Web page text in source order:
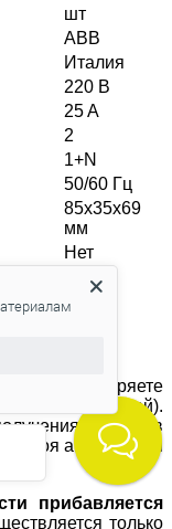
шт
ABB
Италия
220 В
25 A
2
1+N
50/60 Гц
85х35х69
мм
Нет
30 мА
AC
Вы проверяете
по накладной).
оплаты в
автомобиля
прибавляется
только